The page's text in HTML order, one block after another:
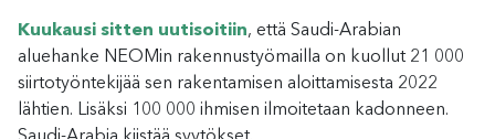
Kuukausi sitten uutisoitiin, että Saudi-Arabian
aluehanke NEOMin rakennustyömailla on kuollut 21 000
siirtotyöntekijää sen rakentamisen aloittamisesta 2022
lähtien. Lisäksi 100 000 ihmisen ilmoitetaan kadonneen.